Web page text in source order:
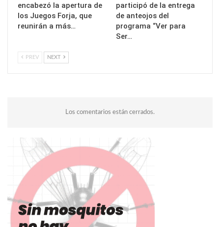
encabezó la apertura de
los Juegos Forja, que
reunirán a más…
participó de la entrega
de anteojos del
programa “Ver para
Ser…
PREV NEXT
Los comentarios están cerrados.